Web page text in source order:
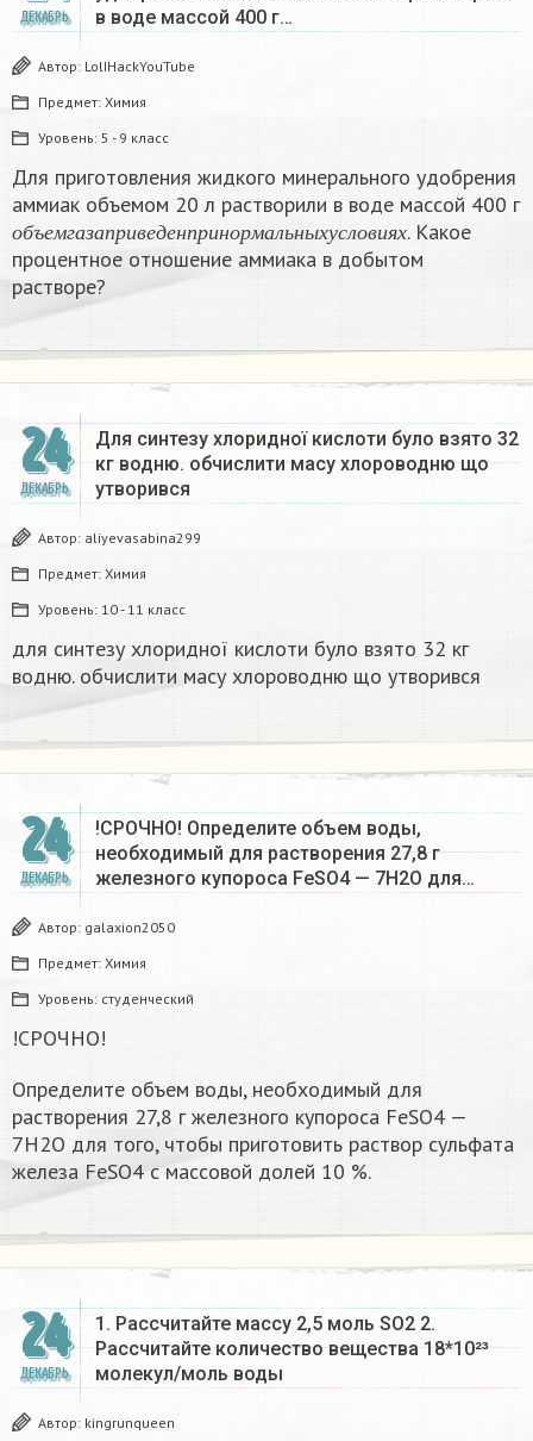
ДЕКАБРЬ
в воде массой 400 г…
Автор: LolIHackYouTube
Предмет: Химия
Уровень: 5 - 9 класс
Для приготовления жидкого минерального удобрения
аммиак объемом 20 л растворили в воде массой 400 г
о б ъемг а з а п р и в е д е н п р и н о рмал ьн ых у сл о в иях
объем газаприведе нпринорм а льны хусловиях
. Какое
процентное отношение аммиака в добытом
растворе?
24
ДЕКАБРЬ
Для синтезу хлоридної кислоти було взято 32
кг водню. обчислити масу хлороводню що
утворився​
Автор: aliyevasabina299
Предмет: Химия
Уровень: 10 - 11 класс
для синтезу хлоридної кислоти було взято 32 кг
водню. обчислити масу хлороводню що утворився​
24
ДЕКАБРЬ
!СРОЧНО! Определите объем воды,
необходимый для растворения 27,8 г
железного купороса FeSO4 — 7Н2О для…
Автор: galaxion2050
Предмет: Химия
Уровень: студенческий
!СРОЧНО!
Определите объем воды, необходимый для
растворения 27,8 г железного купороса FeSO4 —
7Н2О для того, чтобы приготовить раствор сульфата
железа FeSO4 с массовой долей 10 %.​
24
ДЕКАБРЬ
1. Рассчитайте массу 2,5 моль SO2 2.
Рассчитайте количество вещества 18*10²³
молекул/моль воды
Автор: kingrunqueen